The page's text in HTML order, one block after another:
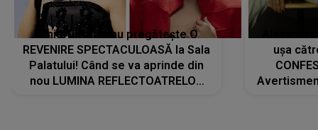
Tania Turtureanu pregătește O
REVENIRE SPECTACULOASĂ la Sala
Palatului! Când se va aprinde din
nou LUMINA REFLECTOATRELOR
ușa